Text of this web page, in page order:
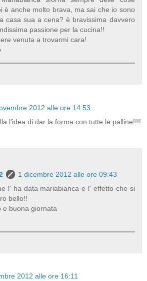
è anche molto brava, ma sai che io sono
casa sua a cena? è bravissima davvero
passione per la cucina!!
venuta a trovarmi cara!
2012 alle ore 14:53
l'idea di dar la forma con tutte le palline!!!!
1 dicembre 2012 alle ore 09:43
l' ha data mariabianca e l' effetto che si
bello!!
e buona giornata
2012 alle ore 16:11